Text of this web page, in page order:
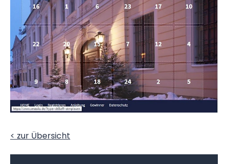
< zur Übersicht